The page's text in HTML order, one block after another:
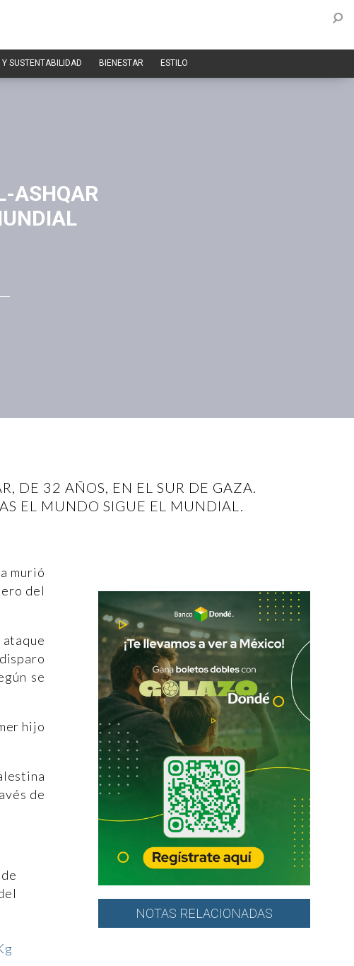
Y SUSTENTABILIDAD BIENESTAR ESTILO
ASHQAR
DE 32 AÑOS, EN EL SUR DE GAZA.
EL MUNDO SIGUE EL MUNDIAL.
murió
del
se
hijo
de
NOTAS RELACIONADAS